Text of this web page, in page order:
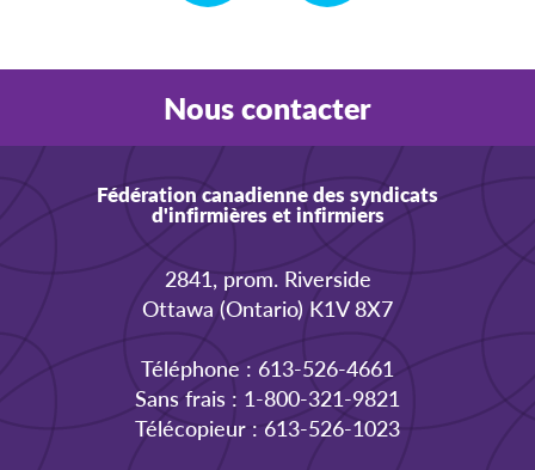
Nous contacter
Fédération canadienne des syndicats
d'infirmières et infirmiers
2841, prom. Riverside
Ottawa (Ontario) K1V 8X7
Téléphone : 613-526-4661
Sans frais : 1-800-321-9821
Télécopieur : 613-526-1023